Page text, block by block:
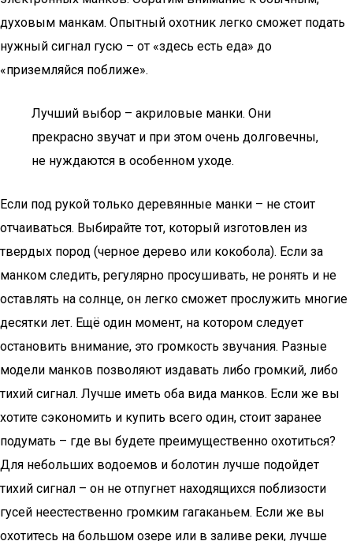
духовым манкам. Опытный охотник легко сможет подать
нужный сигнал гусю – от «здесь есть еда» до
«приземляйся поближе».
Лучший выбор – акриловые манки. Они
прекрасно звучат и при этом очень долговечны,
не нуждаются в особенном уходе.
Если под рукой только деревянные манки – не стоит
отчаиваться. Выбирайте тот, который изготовлен из
твердых пород (черное дерево или кокобола). Если за
манком следить, регулярно просушивать, не ронять и не
оставлять на солнце, он легко сможет прослужить многие
десятки лет. Ещё один момент, на котором следует
остановить внимание, это громкость звучания. Разные
модели манков позволяют издавать либо громкий, либо
тихий сигнал. Лучше иметь оба вида манков. Если же вы
хотите сэкономить и купить всего один, стоит заранее
подумать – где вы будете преимущественно охотиться?
Для небольших водоемов и болотин лучше подойдет
тихий сигнал – он не отпугнет находящихся поблизости
гусей неестественно громким гагаканьем. Если же вы
охотитесь на большом озере или в заливе реки, лучше